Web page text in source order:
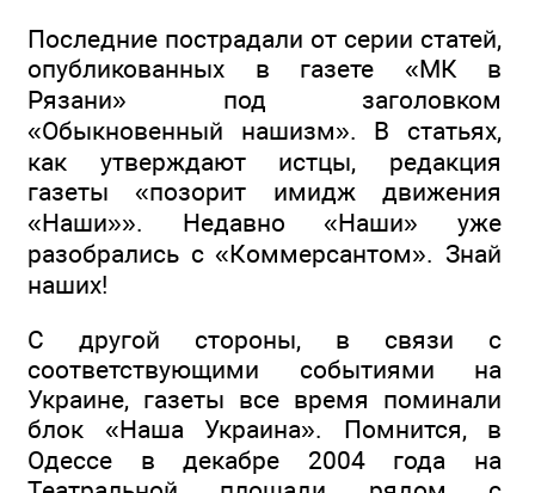
Последние пострадали от серии статей,
опубликованных в газете «МК в
Рязани» под заголовком
«Обыкновенный нашизм». В статьях,
как утверждают истцы, редакция
газеты «позорит имидж движения
«Наши»». Недавно «Наши» уже
разобрались с «Коммерсантом». Знай
наших!
С другой стороны, в связи с
соответствующими событиями на
Украине, газеты все время поминали
блок «Наша Украина». Помнится, в
Одессе в декабре 2004 года на